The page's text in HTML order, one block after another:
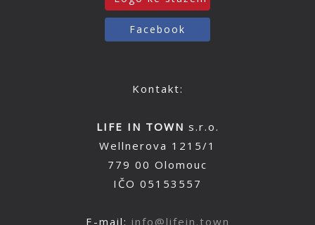
Facebook
Kontakt:
LIFE IN TOWN s.r.o.
Wellnerova 1215/1
779 00 Olomouc
IČO 05153557
E-mail: info@lifein.town